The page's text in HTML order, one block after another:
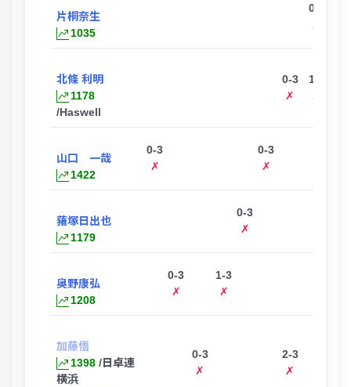
片桐奈生
1035
0-3
✗
北條 利明
1178
/Haswell
0-3
✗
1-3
✗
山口 一哉
1422
0-3
✗
0-3
✗
蕏塚日出也
1179
0-3
✗
奥野康弘
1208
0-3
✗
1-3
✗
加藤悟
1398 /日卓連
横浜
0-3
✗
2-3
✗